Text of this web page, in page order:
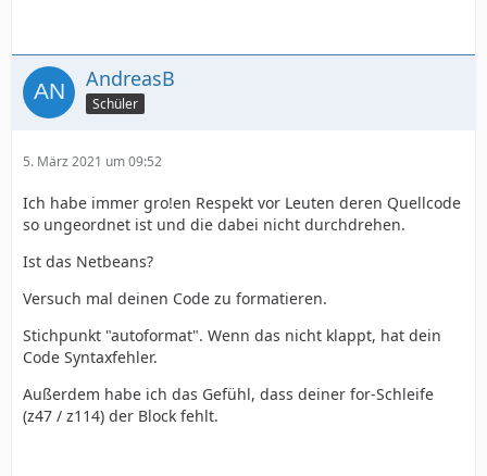
AndreasB
Schüler
5. März 2021 um 09:52
Ich habe immer gro!en Respekt vor Leuten deren Quellcode
so ungeordnet ist und die dabei nicht durchdrehen.
Ist das Netbeans?
Versuch mal deinen Code zu formatieren.
Stichpunkt "autoformat". Wenn das nicht klappt, hat dein
Code Syntaxfehler.
Außerdem habe ich das Gefühl, dass deiner for-Schleife
(z47 / z114) der Block fehlt.